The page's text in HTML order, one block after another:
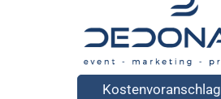
Kostenvoranschlag